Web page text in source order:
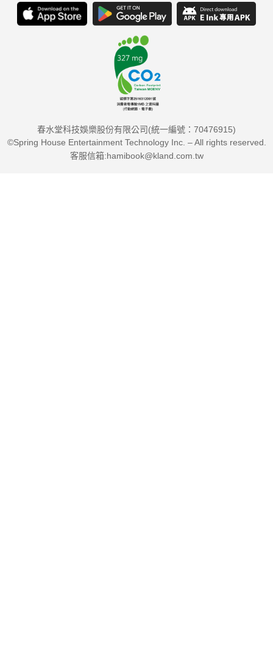
春水堂科技娛樂股份有限公司(統一編號：70476915)
©Spring House Entertainment Technology Inc. – All rights reserved.
客服信箱:hamibook@kland.com.tw